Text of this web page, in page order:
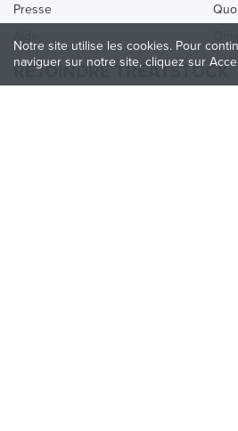
Presse
REJOINDRE TREATSTOCK
Notre site utilise les cookies. Pour
naviguer sur notre site, cliquez sur